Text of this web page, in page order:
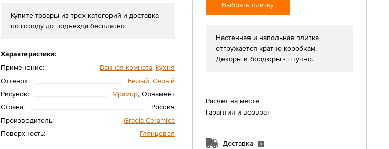
Купите товары из трех категорий и доставка
по городу до подъезда бесплатно
Характеристики:
Применение:
Ванная комната, Кухня
Оттенок:
Белый,Серый
Рисунок:
Мрамор, Орнамент
Страна:
Россия
Производитель:
Gracia Ceramica
Поверхность:
Глянцевая
Выбрать плитку
Настенная и напольная плитка
отгружается кратно коробкам.
Декоры и бордюры - штучно.
Расчет на месте
Гарантия и возврат
Доставка